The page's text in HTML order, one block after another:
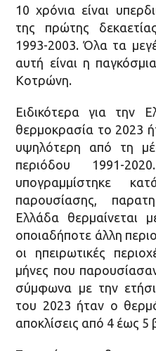
10 χρόνια είναι
της πρώτης
1993-2003. Όλα τα
αυτή είναι η
Κοτρώνη.
Ειδικότερα για την
θερμοκρασία το 2023
υψηλότερη από τη
περιόδου 1991-
υπογραμμίστηκε
παρουσίασης,
Ελλάδα θερμαίνεται
οποιαδήποτε άλλη
οι ηπειρωτικές
μήνες που
σύμφωνα με την
του 2023 ήταν ο
αποκλίσεις από 4 έως 5